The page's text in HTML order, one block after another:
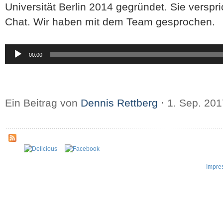
Universität Berlin 2014 gegründet. Sie
Chat. Wir haben mit dem Team gesprochen.
Audio-
Player
00:00
Ein Beitrag von Dennis Rettberg ⋅ 1. Sep.